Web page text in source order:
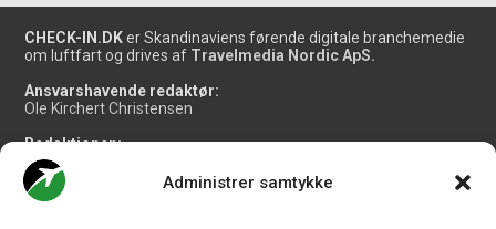
Administrer samtykke
CHECK-IN.DK er Skandinaviens førende digitale branchemedie
om luftfart og drives af Travelmedia Nordic ApS.
Ansvarshavende redaktør:
Ole Kirchert Christensen
Redaktionen:
Christian Granhøj Skouboe
Henrik Baumgarten
Danny Longhi Andreasen